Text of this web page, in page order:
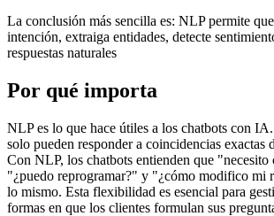
La conclusión más sencilla es: NLP permite
intención, extraiga entidades, detecte
respuestas naturales
Por qué importa
NLP es lo que hace útiles a los chatbots con
solo pueden responder a coincidencias exactas
Con NLP, los chatbots entienden que
"¿puedo reprogramar?" y "¿cómo modifico mi
lo mismo. Esta flexibilidad es esencial para
formas en que los clientes formulan sus